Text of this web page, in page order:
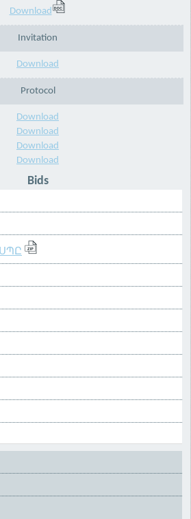
Download
Invitation
Download
Protocol
Download
Download
Download
Download
Bids